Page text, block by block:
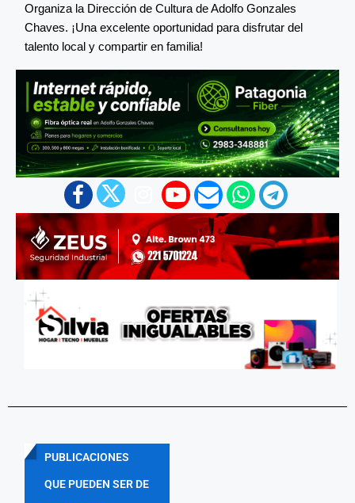
Organiza la Dirección de Cultura de Adolfo Gonzales
Chaves. ¡Una excelente oportunidad para disfrutar del
talento local y compartir en familia!
PUBLICACIONES
QUE PUEDEN SER DE